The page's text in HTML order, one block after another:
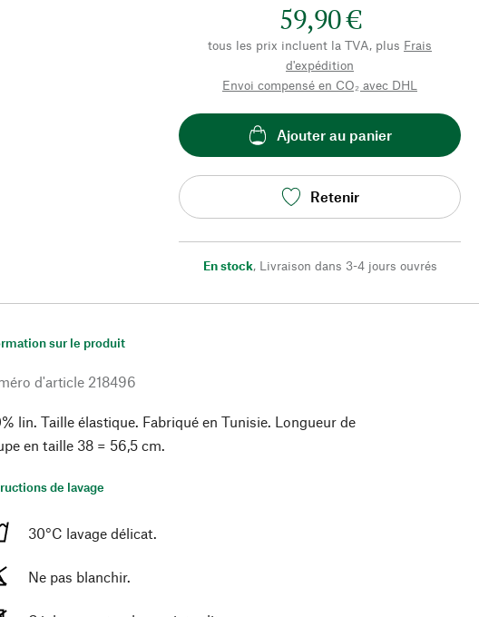
59,90 €
tous les prix incluent la TVA, plus Frais
d'expédition
Envoi compensé en CO₂ avec DHL
Ajouter au panier
Retenir
En stock, Livraison dans 3-4 jours ouvrés
sur le produit
d'article 218496
lin. Taille élastique. Fabriqué en Tunisie. Longueur de
en taille 38 = 56,5 cm.
de lavage
30°C lavage délicat.
Ne pas blanchir.